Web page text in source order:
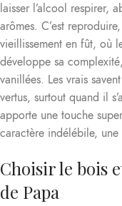
laisser l’alcool respirer,
arômes. C’est
vieillissement en fût, où
développe sa
vanillées. Les vrais
vertus, surtout quand il
apporte une touche
caractère indélébile,
Choisir le bois
de Papa